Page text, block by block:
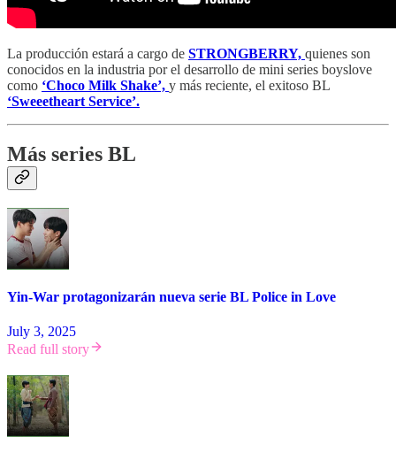
La producción estará a cargo de STRONGBERRY, quienes son
conocidos en la industria por el desarrollo de mini series boyslove
como ‘Choco Milk Shake’, y más reciente, el exitoso BL
‘Sweeetheart Service’.
Más series BL
Yin-War protagonizarán nueva serie BL Police in Love
July 3, 2025
Read full story